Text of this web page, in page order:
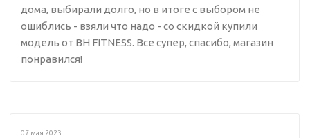
дома, выбирали долго, но в итоге с выбором не
ошиблись - взяли что надо - со скидкой купили
модель от BH FITNESS. Все супер, спасибо, магазин
понравился!
07 мая 2023